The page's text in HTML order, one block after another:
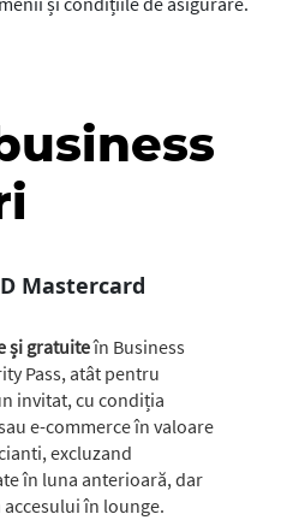
Mastercard
și gratuiteîn Business
Pass, atât pentru
invitat, cu condiția
e-commerce în valoare
excluzand
în luna anterioară, dar
în lounge.